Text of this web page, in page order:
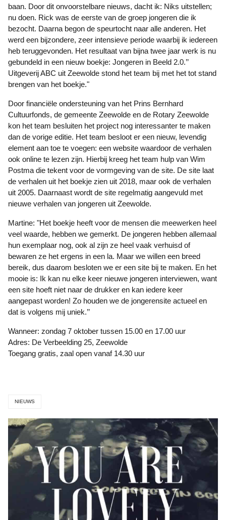
baan. Door dit onvoorstelbare nieuws, dacht ik: Niks uitstellen;
nu doen. Rick was de eerste van de groep jongeren die ik
bezocht. Daarna begon de speurtocht naar alle anderen. Het
werd een bijzondere, zeer intensieve periode waarbij ik iedereen
heb teruggevonden. Het resultaat van bijna twee jaar werk is nu
gebundeld in een nieuw boekje: Jongeren in Beeld 2.0.’’
Uitgeverij ABC uit Zeewolde stond het team bij met het tot stand
brengen van het boekje."
Door financiële ondersteuning van het Prins Bernhard
Cultuurfonds, de gemeente Zeewolde en de Rotary Zeewolde
kon het team besluiten het project nog interessanter te maken
dan de vorige editie. Het team besloot er een nieuw, levendig
element aan toe te voegen: een website waardoor de verhalen
ook online te lezen zijn. Hierbij kreeg het team hulp van Wim
Postma die tekent voor de vormgeving van de site. De site laat
de verhalen uit het boekje zien uit 2018, maar ook de verhalen
uit 2005. Daarnaast wordt de site regelmatig aangevuld met
nieuwe verhalen van jongeren uit Zeewolde.
Martine: "Het boekje heeft voor de mensen die meewerken heel
veel waarde, hebben we gemerkt. De jongeren hebben allemaal
hun exemplaar nog, ook al zijn ze heel vaak verhuisd of
bewaren ze het ergens in een la. Maar we willen een breed
bereik, dus daarom besloten we er een site bij te maken. En het
mooie is: Ik kan nu elke keer nieuwe jongeren interviewen, want
een site hoeft niet naar de drukker en kan iedere keer
aangepast worden! Zo houden we de jongerensite actueel en
dat is volgens mij uniek.’’
Wanneer: zondag 7 oktober tussen 15.00 en 17.00 uur
Adres: De Verbeelding 25, Zeewolde
Toegang gratis, zaal open vanaf 14.30 uur
NIEUWS